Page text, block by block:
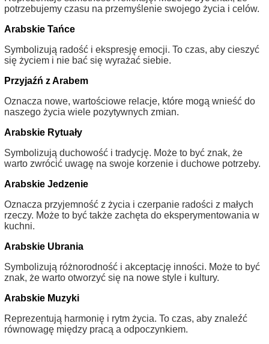
potrzebujemy czasu na przemyślenie swojego życia i celów.
Arabskie Tańce
Symbolizują radość i ekspresję emocji. To czas, aby cieszyć
się życiem i nie bać się wyrażać siebie.
Przyjaźń z Arabem
Oznacza nowe, wartościowe relacje, które mogą wnieść do
naszego życia wiele pozytywnych zmian.
Arabskie Rytuały
Symbolizują duchowość i tradycję. Może to być znak, że
warto zwrócić uwagę na swoje korzenie i duchowe potrzeby.
Arabskie Jedzenie
Oznacza przyjemność z życia i czerpanie radości z małych
rzeczy. Może to być także zachęta do eksperymentowania w
kuchni.
Arabskie Ubrania
Symbolizują różnorodność i akceptację inności. Może to być
znak, że warto otworzyć się na nowe style i kultury.
Arabskie Muzyki
Reprezentują harmonię i rytm życia. To czas, aby znaleźć
równowagę między pracą a odpoczynkiem.